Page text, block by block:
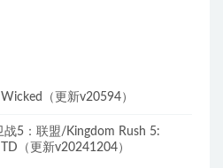
（更新v20594）
战5：联盟/Kingdom Rush 5:
（更新v20241204）